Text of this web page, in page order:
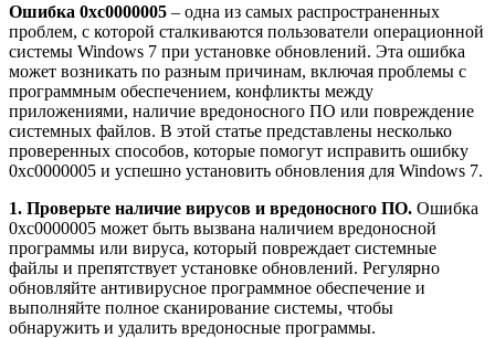
Ошибка 0xc0000005 – одна из самых распространенных
проблем, с которой сталкиваются пользователи операционной
системы Windows 7 при установке обновлений. Эта ошибка
может возникать по разным причинам, включая проблемы с
программным обеспечением, конфликты между
приложениями, наличие вредоносного ПО или повреждение
системных файлов. В этой статье представлены несколько
проверенных способов, которые помогут исправить ошибку
0xc0000005 и успешно установить обновления для Windows 7.
1. Проверьте наличие вирусов и вредоносного ПО. Ошибка
0xc0000005 может быть вызвана наличием вредоносной
программы или вируса, который повреждает системные
файлы и препятствует установке обновлений. Регулярно
обновляйте антивирусное программное обеспечение и
выполняйте полное сканирование системы, чтобы
обнаружить и удалить вредоносные программы.